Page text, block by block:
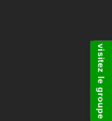
visitez le groupe